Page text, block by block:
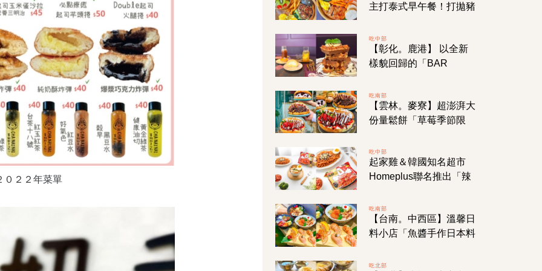
０２２年菜單
主打泰式早午餐！打拋豬
番茄！來吃「飽嗝」不會
受罪喔！
吃中部
【彰化。鹿港】 以全新
樣貌回歸的「BAR
街的輕奢華格調咖啡廳！
走訪老街之餘來杯悠閒的
午茶食光！
吃南部
【雲林。麥寮】超澎湃大
份量鬆餅「草莓季節限
CP值的療癒系甜點店！
吃中部
起家雞＆韓國知名超市
Homeplus聯名推出「辣
香辣Ｑ彈讓人欲罷不能一
口接一口！
吃南部
【台南。中西區】溫馨日
料小店「魚醬手作日本料
的好手藝！!
吃北部